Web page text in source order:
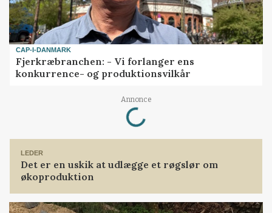
CAP-I-DANMARK
Fjerkræbranchen: - Vi forlanger ens
konkurrence- og produktionsvilkår
Annonce
Loading...
LEDER
Det er en uskik at udlægge et røgslør om
økoproduktion